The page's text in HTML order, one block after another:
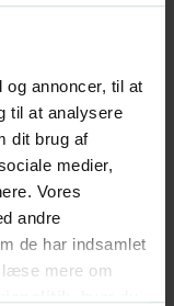
annoncer, til at
til at analysere
dit brug af
medier,
Vores
andre
de har indsamlet
læse mere om